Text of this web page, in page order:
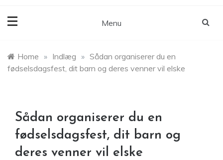
Menu
Home » Indlæg » Sådan organiserer du en
fødselsdagsfest, dit barn og deres venner vil elske
Sådan organiserer du en
fødselsdagsfest, dit barn og
deres venner vil elske